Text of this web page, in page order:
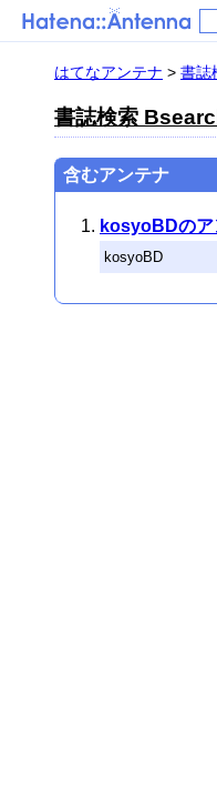
はてなアンテナ > 書誌
書誌検索
含むアンテナ
kosyoBDのア
kosyoBD